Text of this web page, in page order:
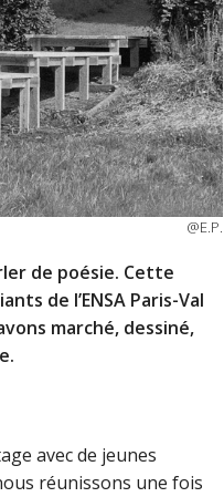
@E.P.
de poésie. Cette
de l’ENSA Paris-Val
marché, dessiné,
avec de jeunes
réunissons une fois